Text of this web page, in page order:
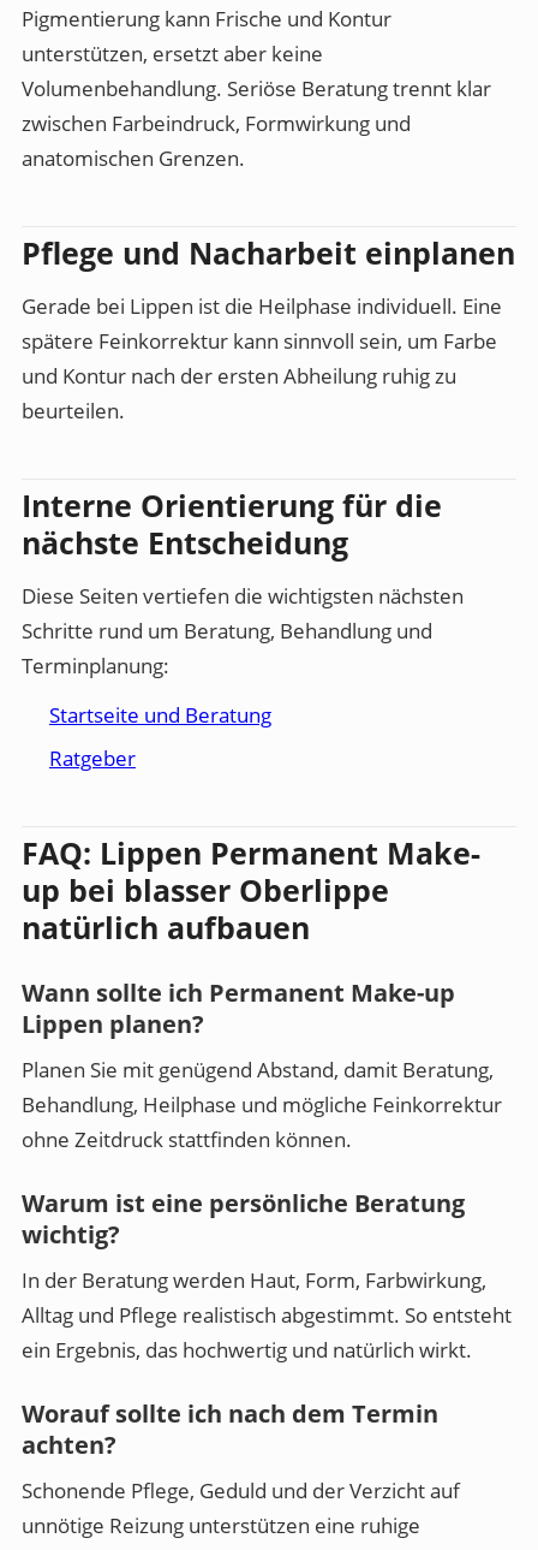
Pigmentierung kann Frische und Kontur
unterstützen, ersetzt aber keine
Volumenbehandlung. Seriöse Beratung trennt klar
zwischen Farbeindruck, Formwirkung und
anatomischen Grenzen.
Pflege und Nacharbeit einplanen
Gerade bei Lippen ist die Heilphase individuell. Eine
spätere Feinkorrektur kann sinnvoll sein, um Farbe
und Kontur nach der ersten Abheilung ruhig zu
beurteilen.
Interne Orientierung für die
nächste Entscheidung
Diese Seiten vertiefen die wichtigsten nächsten
Schritte rund um Beratung, Behandlung und
Terminplanung:
Startseite und Beratung
Ratgeber
FAQ: Lippen Permanent Make-
up bei blasser Oberlippe
natürlich aufbauen
Wann sollte ich Permanent Make-up
Lippen planen?
Planen Sie mit genügend Abstand, damit Beratung,
Behandlung, Heilphase und mögliche Feinkorrektur
ohne Zeitdruck stattfinden können.
Warum ist eine persönliche Beratung
wichtig?
In der Beratung werden Haut, Form, Farbwirkung,
Alltag und Pflege realistisch abgestimmt. So entsteht
ein Ergebnis, das hochwertig und natürlich wirkt.
Worauf sollte ich nach dem Termin
achten?
Schonende Pflege, Geduld und der Verzicht auf
unnötige Reizung unterstützen eine ruhige